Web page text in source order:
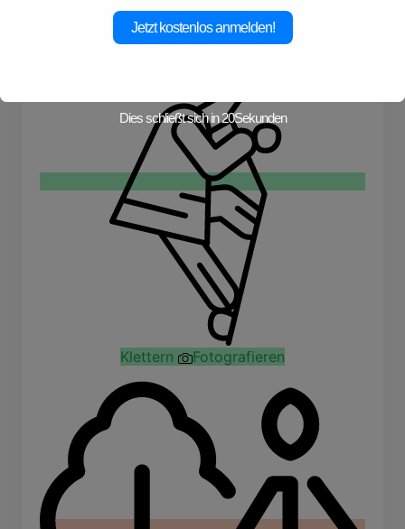
Kampfkunste
Klettern Fotografieren
Jetzt kostenlos anmelden!
Dies schließt sich in19Sekunden